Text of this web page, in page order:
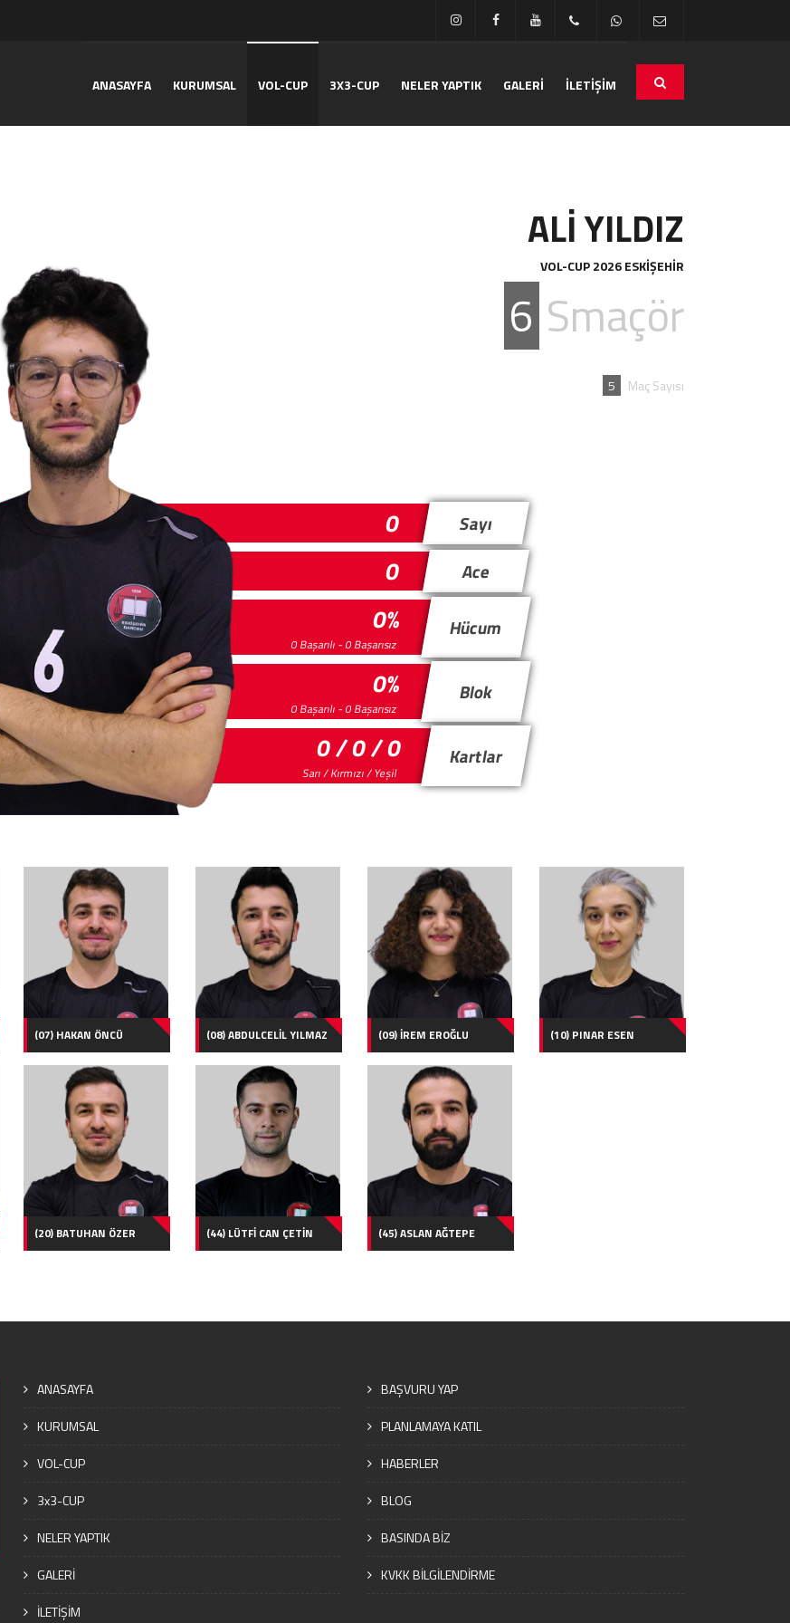
ANASAYFA KURUMSAL VOL-CUP 3X3-CUP NELER YAPTIK GALERİ İLETİŞİM
ALİ YILDIZ
VOL-CUP 2026 ESKİŞEHİR
6 Smaçör
5 Maç Sayısı
0 Sayı
0 Ace
0%
0 Başarılı - 0 Başarısız
Hücum
0%
0 Başarılı - 0 Başarısız
Blok
0 / 0 / 0
Sarı / Kırmızı / Yeşil
Kartlar
(07) HAKAN ÖNCÜ (08) ABDULCELİL YILMAZ (09) İREM EROĞLU (10) PINAR ESEN
(20) BATUHAN ÖZER (44) LÜTFİ CAN ÇETİN (45) ASLAN AĞTEPE
ANASAYFA
KURUMSAL
VOL-CUP
3x3-CUP
NELER YAPTIK
GALERİ
İLETİŞİM
BAŞVURU YAP
PLANLAMAYA KATIL
HABERLER
BLOG
BASINDA BİZ
KVKK BİLGİLENDİRME